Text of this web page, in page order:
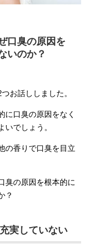
口臭の原因を
いのか？
お話ししました。
に口臭の原因をなく
でしょう。
の香りで口臭を目立
臭の原因を根本的に
？
実していない